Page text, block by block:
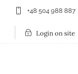
+48 504 988 887
Login on site